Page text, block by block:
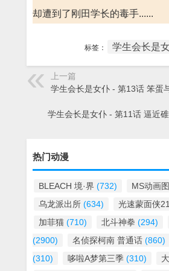
却遭到了刚田学长的毒手......
标签： 学生会长是
上一篇
学生会长是女仆 - 第13话 笨蛋
学生会长是女仆 - 第11话 逼近
热门动漫
BLEACH 境·界 (732) MS动画
乌龙派出所 (634) 光速蒙面侠
加菲猫 (710) 北斗神拳 (294)
(2900)
名侦探柯南 普通话 (860)
(310)
哆啦A梦第三季 (310)